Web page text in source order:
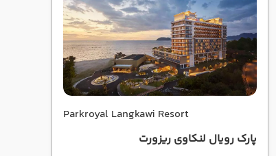
Parkroyal Langkawi Resort
پارک رویال لنکاوی ریزورت